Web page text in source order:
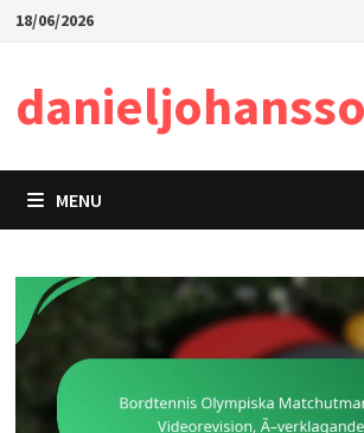
Skip18/06/2026
MENU